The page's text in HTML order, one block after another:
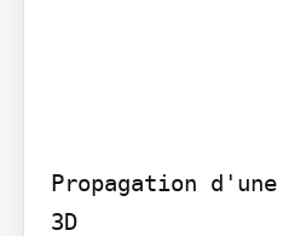
Propagation
3D